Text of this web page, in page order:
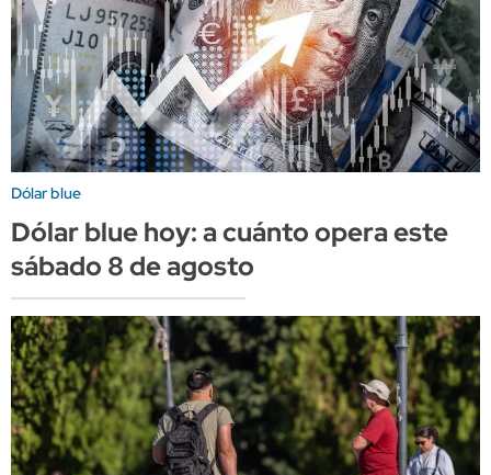
Dólar blue
Dólar blue hoy: a cuánto opera este
sábado 8 de agosto